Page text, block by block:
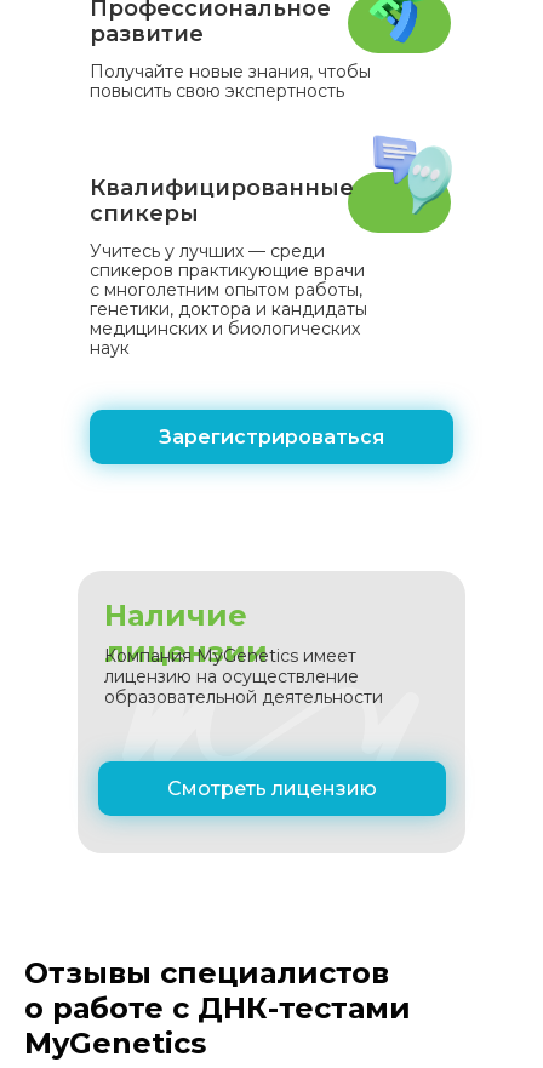
Профессиональное
развитие
Получайте новые знания, чтобы
повысить свою экспертность
Квалифицированные
спикеры
Учитесь у лучших — среди
спикеров практикующие врачи
с многолетним опытом работы,
генетики, доктора и кандидаты
медицинских и биологических
наук
Зарегистрироваться
Наличие
лицензии
Смотреть лицензию
Компания MyGenetics имеет
лицензию на осуществление
образовательной деятельности
Отзывы специалистов
о работе с ДНК-тестами
MyGenetics